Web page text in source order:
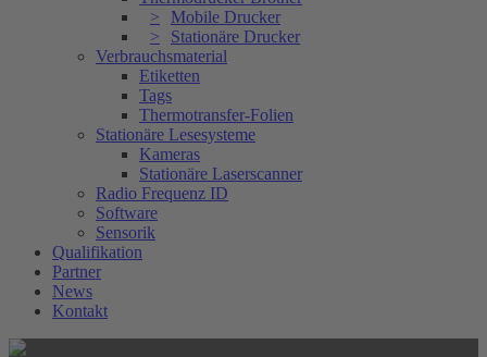
Mobile Drucker
Stationäre Drucker
Verbrauchsmaterial
Etiketten
Tags
Thermotransfer-Folien
Stationäre Lesesysteme
Kameras
Stationäre Laserscanner
Radio Frequenz ID
Software
Sensorik
Qualifikation
Partner
News
Kontakt